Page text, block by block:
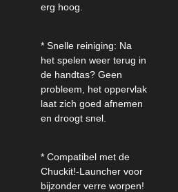
erg hoog.
* Snelle reiniging: Na
het spelen weer terug in
de handtas? Geen
probleem, het oppervlak
laat zich goed afnemen
en droogt snel.
* Compatibel met de
Chuckit!-Launcher voor
bijzonder verre worpen!